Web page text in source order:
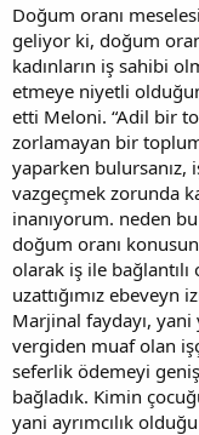
Doğum oranı
geliyor ki, doğum
kadınların iş sahibi
etmeye niyetli
etti Meloni. “Adil bir
zorlamayan bir
yaparken bulursanız,
vazgeçmek zorunda
inanıyorum. neden
doğum oranı
olarak iş ile
uzattığımız
Marjinal faydayı, yani
vergiden muaf olan
seferlik ödemeyi
bağladık. Kimin
yani ayrımcılık